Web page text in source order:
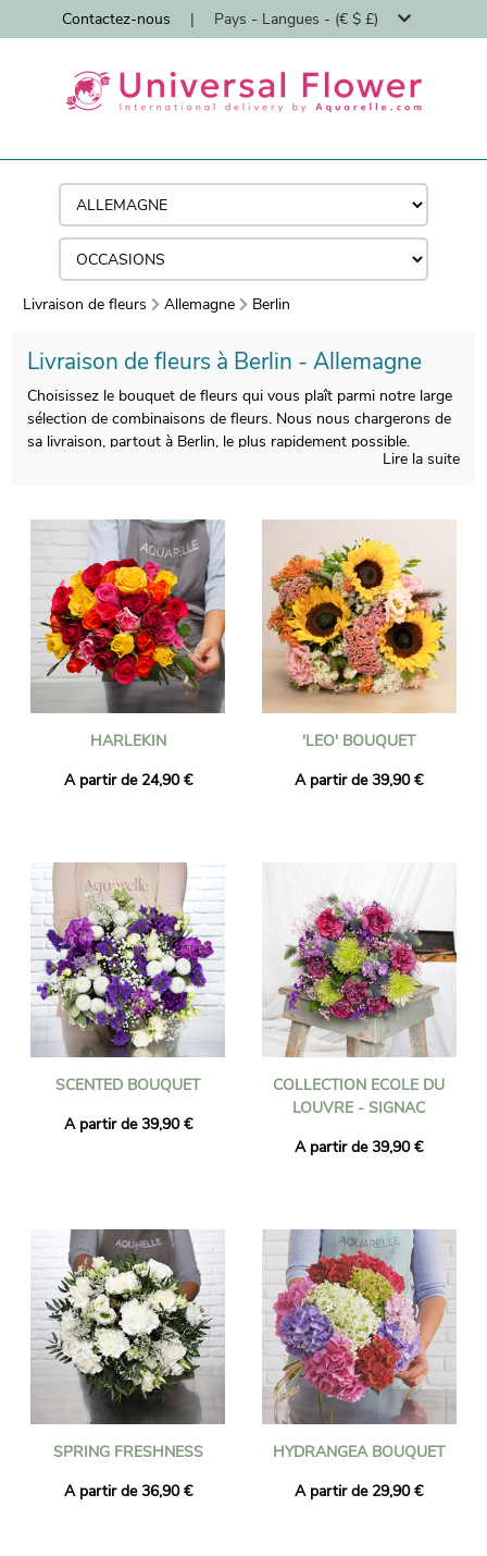
Contactez-nous | Pays - Langues - (€ $ £)
Livraison de fleurs Allemagne Berlin
Livraison de fleurs à Berlin - Allemagne
Choisissez le bouquet de fleurs qui vous plaît parmi notre large
sélection de combinaisons de fleurs. Nous nous chargerons de
sa livraison, partout à Berlin, le plus rapidement possible.
saison. Vous avez la certitude que le bouquet de fleurs que
vous avez commandé est exactement le même que celui que
nous vous livrons. Pour s'assurer qu'il s'agit du même, nous le
prenons toujours en photo et nous vous l'envoyons par e-mail.
Lire la suite
HARLEKIN
A partir de 24,90 €
'LEO' BOUQUET
A partir de 39,90 €
SCENTED BOUQUET
A partir de 39,90 €
COLLECTION ECOLE DU
LOUVRE - SIGNAC
A partir de 39,90 €
SPRING FRESHNESS
A partir de 36,90 €
HYDRANGEA BOUQUET
A partir de 29,90 €